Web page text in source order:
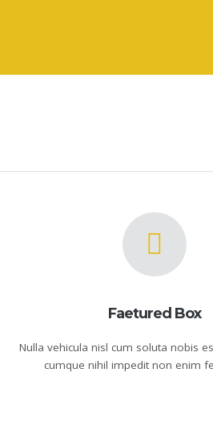
Faetured Box
Nulla vehicula nisl cum soluta nobis
cumque nihil impedit non enim